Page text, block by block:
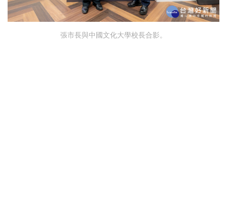
張市長與中國文化大學校長合影。